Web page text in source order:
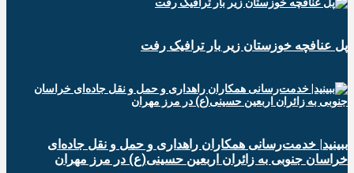
پل عنافچه خوزستان زیر بار ترافیک رفت
ببینید| خدمت‌رسانی همکاران راهداری و حمل و نقل جاده‌ای
خراسان جنوبی به زائران اربعین حسینی(ع) در مرز مهران